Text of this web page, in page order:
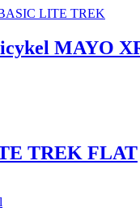
MAYO
TREK FLAT